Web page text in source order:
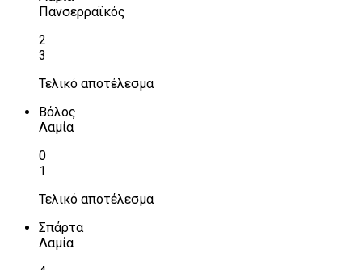
Πανσερραϊκός
2
3
Τελικό αποτέλεσμα
Βόλος
Λαμία
0
1
Τελικό αποτέλεσμα
Σπάρτα
Λαμία